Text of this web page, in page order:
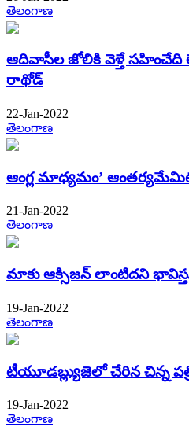
తెలంగాణ
ఆదివాసీల జోలికి వెళ్తే సహించేది
రాథోడ్
22-Jan-2022
తెలంగాణ
ఆంగ్ల మాధ్యమం’
21-Jan-2022
తెలంగాణ
మాకు ఆక్సిజన్ లాంటిదని
19-Jan-2022
తెలంగాణ
టీయూడబ్ల్యుజెలో చేరిన చిన్న
19-Jan-2022
తెలంగాణ